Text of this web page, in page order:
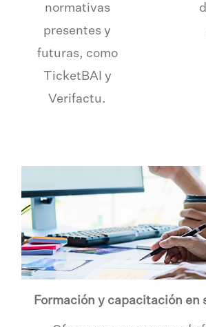
normativas
presentes y
futuras, como
TicketBAI y
Verifactu.
Formación y capacitación en